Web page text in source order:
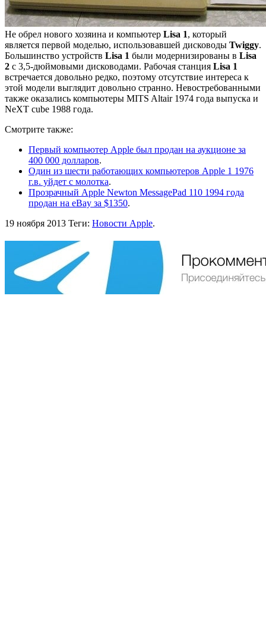
Не обрел нового хозяина и компьютер Lisa 1, который
является первой моделью, использовавшей дисководы Twiggy.
Большинство устройств Lisa 1 были модернизированы в Lisa
2 с 3,5-дюймовыми дисководами. Рабочая станция Lisa 1
встречается довольно редко, поэтому отсутствие интереса к
этой модели выглядит довольно странно. Невостребованными
также оказались компьютеры MITS Altair 1974 года выпуска и
NeXT cube 1988 года.
Смотрите также:
Первый компьютер Apple был продан на аукционе за
400 000 долларов.
Один из шести работающих компьютеров Apple 1 1976
г.в. уйдет с молотка.
Прозрачный Apple Newton MessagePad 110 1994 года
продан на eBay за $1350.
19 ноября 2013 Теги: Новости Apple.